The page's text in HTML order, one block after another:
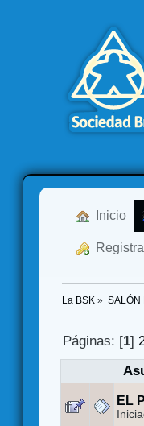
Inicio
La BSK » SALÓN
Páginas: [1]
EL